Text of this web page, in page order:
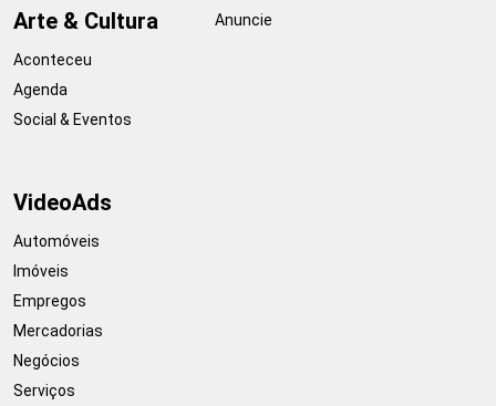
Arte & Cultura
Aconteceu
Agenda
Social & Eventos
Anuncie
VideoAds
Automóveis
Imóveis
Empregos
Mercadorias
Negócios
Serviços